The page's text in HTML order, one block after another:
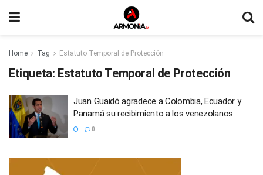
Home Tag Estatuto Temporal de Protección
Etiqueta: Estatuto Temporal de Protección
Juan Guaidó agradece a Colombia, Ecuador y
Panamá su recibimiento a los venezolanos
0